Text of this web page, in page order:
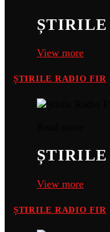
View more
ȘTIRILE RADIO FIR
View more
ȘTIRILE RADIO FIR